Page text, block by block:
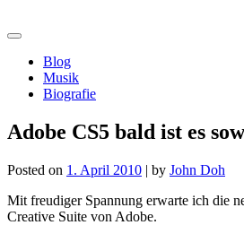
to
Blog
Musik
Biografie
Adobe CS5 bald ist es
Posted on 1. April 2010 | by John Doh
Mit freudiger Spannung erwarte ich die
Creative Suite von Adobe.